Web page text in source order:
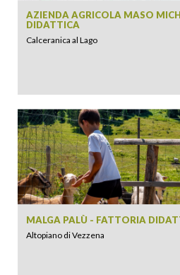
AZIENDA AGRICOLA MASO
DIDATTICA
Calceranica al Lago
MALGA PALÙ - FATTORIA
Altopiano di Vezzena